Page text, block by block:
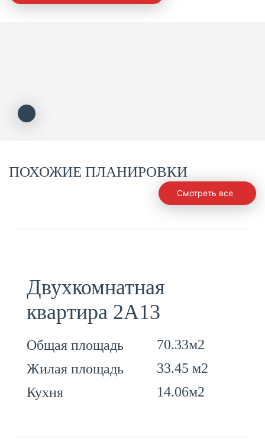
ПОХОЖИЕ ПЛАНИРОВКИ
Смотреть все
Двухкомнатная
квартира 2А13
Общая площадь
70.33м2
Жилая площадь
33.45 м2
Кухня
14.06м2